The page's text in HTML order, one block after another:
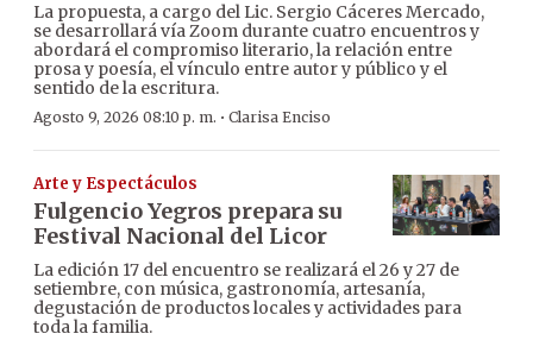
La propuesta, a cargo del Lic. Sergio Cáceres Mercado,
se desarrollará vía Zoom durante cuatro encuentros y
abordará el compromiso literario, la relación entre
prosa y poesía, el vínculo entre autor y público y el
sentido de la escritura.
Agosto 9, 2026 08:10 p. m. · Clarisa Enciso
Arte y Espectáculos
Fulgencio Yegros prepara su
Festival Nacional del Licor
La edición 17 del encuentro se realizará el 26 y 27 de
setiembre, con música, gastronomía, artesanía,
degustación de productos locales y actividades para
toda la familia.